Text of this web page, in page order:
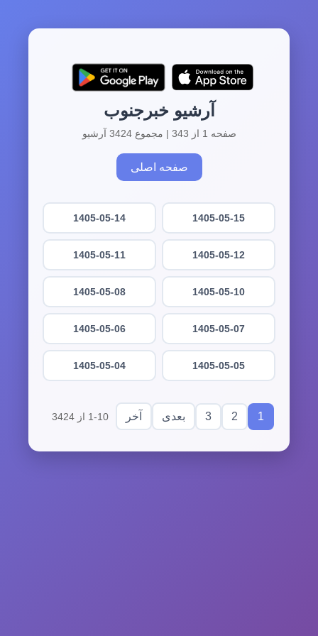
آرشیو خبرجنوب
صفحه 1 از 343 | مجموع 3424 آرشیو
صفحه اصلی
1405-05-15
1405-05-14
1405-05-12
1405-05-11
1405-05-10
1405-05-08
1405-05-07
1405-05-06
1405-05-05
1405-05-04
1
2
3 بعدی آخر 1-10 از 3424